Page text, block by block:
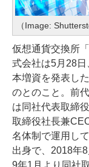
（Image:
仮想通貨交換所
式会社は5月28
本増資を発表し
のとのこと。前
は同社代表取締
取締役社長兼
名体制で運用し
出身で、2018年
9年1月より同社